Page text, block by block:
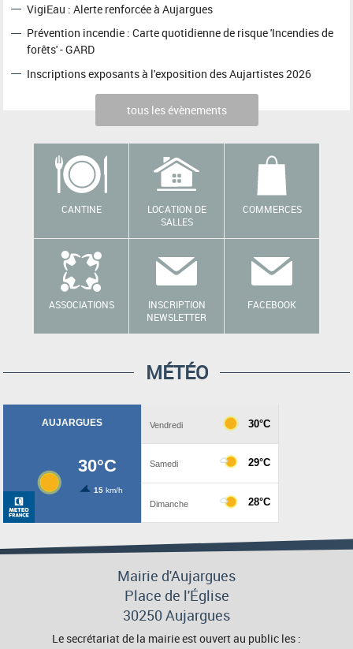
VigiEau : Alerte renforcée à Aujargues
Prévention incendie : Carte quotidienne de risque 'Incendies de
forêts' - GARD
Inscriptions exposants à l'exposition des Aujartistes 2026
tous les évènements
CANTINE
LOCATION DE
SALLES
COMMERCES
ASSOCIATIONS
INSCRIPTION
NEWSLETTER
FACEBOOK
MÉTÉO
Mairie d'Aujargues
Place de l'Église
30250 Aujargues
Le secrétariat de la mairie est ouvert au public les :